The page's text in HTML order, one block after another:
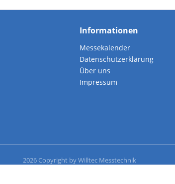
Informationen
Messekalender
Datenschutzerklärung
Über uns
Impressum
2026 Copyright by Willtec Messtechnik